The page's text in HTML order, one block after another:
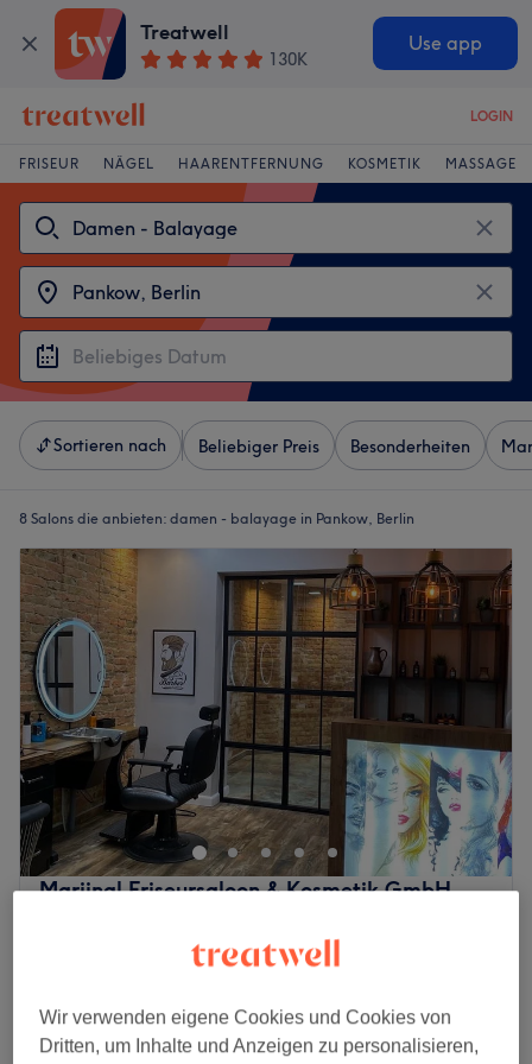
Treatwell
130K
Use app
LOGIN
FRISEUR NÄGEL HAARENTFERNUNG KOSMETIK MASSAGE
Sortieren nach Beliebiger Preis Besonderheiten
8 Salons die anbieten: damen - balayage in Pankow, Berlin
Marjinal Friseursaloon & Kosmetik GmbH
Auf Karte anzeigen
3 Std. 30 Min. - 4 Std. 45 Min.
Schnellansicht Saloninfos
Wir verwenden eigene Cookies und Cookies von
Dritten, um Inhalte und Anzeigen zu personalisieren,